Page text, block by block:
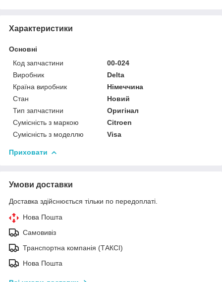
Характеристики
Основні
Код запчастини
00-024
Виробник
Delta
Країна виробник
Німеччина
Стан
Новий
Тип запчастини
Оригінал
Сумісність з маркою
Citroen
Сумісність з моделлю
Visa
Приховати
Умови доставки
Доставка здійснюється тільки по передоплаті.
Нова Пошта
Самовивіз
Транспортна компанія (ТАКСІ)
Нова Пошта